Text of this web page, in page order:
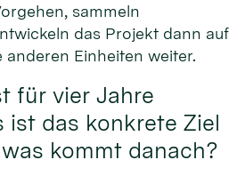
sammeln
das Projekt dann auf
anderen Einheiten weiter.
für vier Jahre
ist das konkrete Ziel
kommt danach?